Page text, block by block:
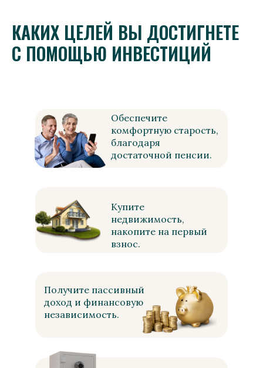
КАКИХ ЦЕЛЕЙ ВЫ ДОСТИГНЕТЕ
С ПОМОЩЬЮ ИНВЕСТИЦИЙ
Купите
недвижимость,
накопите на первый
взнос.
Обеспечите
комфортную старость,
благодаря
достаточной пенсии.
Получите пассивный
доход и финансовую
независимость.